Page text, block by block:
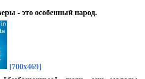
особенный народ.
[700x469]